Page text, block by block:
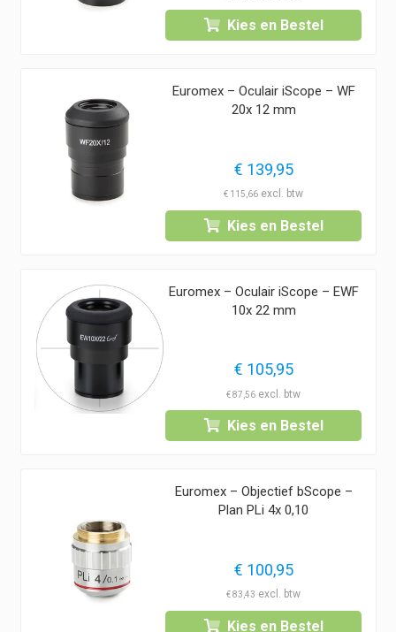
Kies en Bestel
Euromex – Oculair iScope – WF
20x 12 mm
€ 139,95
€ 115,66
Kies en Bestel
Euromex – Oculair iScope – EWF
10x 22 mm
€ 105,95
€87,56
Kies en Bestel
Euromex – Objectief bScope –
Plan PLi 4x 0,10
€ 100,95
€83,43
Kies en Bestel